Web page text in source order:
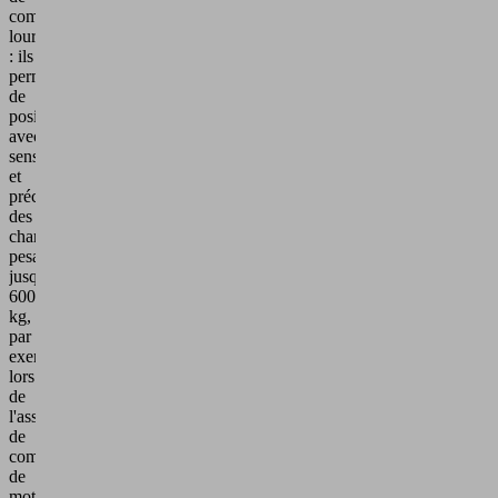
composants
lourds
: ils
permettent
de
positionner
avec
sensibilité
et
précision
des
charges
pesant
jusqu'à
600
kg,
par
exemple
lors
de
l'assemblage
de
composants
de